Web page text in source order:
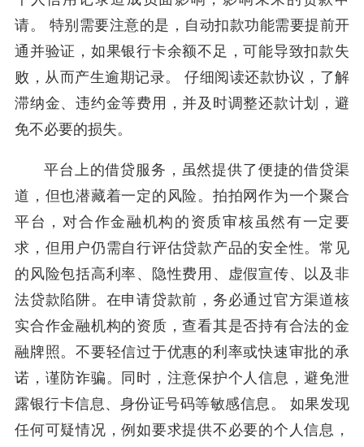
请。 特别需要注意的是，自动扣款功能需要提前开
通并验证，如果银行卡余额不足，可能导致扣款失
败，从而产生逾期记录。 仔细阅读还款协议，了解
滞纳金、违约金等费用，并及时调整还款计划，避
免不必要的损失。
平台上的借贷服务，虽然提供了便捷的借贷渠
道，但也潜藏着一定的风险。拍拍网作为一个聚合
平台，对合作金融机构的资质审核虽然有一定要
求，但用户仍需自行评估贷款产品的安全性。常见
的风险包括高利率、隐性费用、虚假宣传、以及非
法贷款陷阱。在申请贷款前，务必通过官方渠道核
实合作金融机构的资质，查看其是否持有合法的金
融牌照。不要轻信过于优惠的利率或快速审批的承
诺，谨防诈骗。同时，注意保护个人信息，避免泄
露银行卡信息、身份证号码等敏感信息。 如果发现
任何可疑情况，例如要求提供不必要的个人信息，